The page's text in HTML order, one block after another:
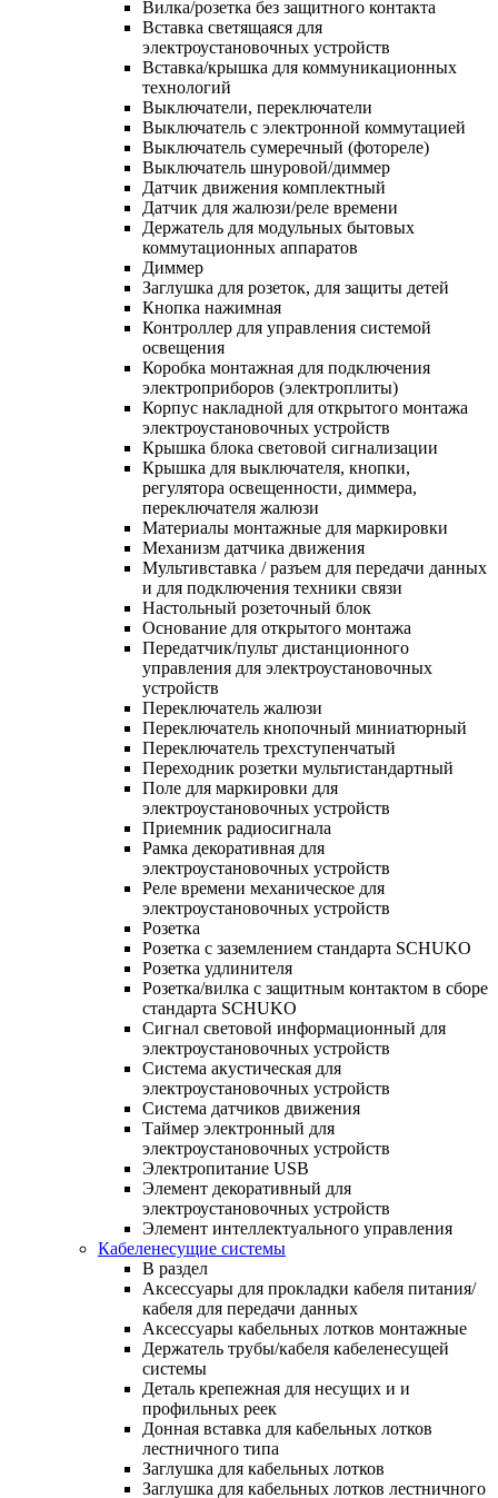
Вилка/розетка без защитного контакта
Вставка светящаяся для
электроустановочных устройств
Вставка/крышка для коммуникационных
технологий
Выключатели, переключатели
Выключатель с электронной коммутацией
Выключатель сумеречный (фотореле)
Выключатель шнуровой/диммер
Датчик движения комплектный
Датчик для жалюзи/реле времени
Держатель для модульных бытовых
коммутационных аппаратов
Диммер
Заглушка для розеток, для защиты детей
Кнопка нажимная
Контроллер для управления системой
освещения
Коробка монтажная для подключения
электроприборов (электроплиты)
Корпус накладной для открытого монтажа
электроустановочных устройств
Крышка блока световой сигнализации
Крышка для выключателя, кнопки,
регулятора освещенности, диммера,
переключателя жалюзи
Материалы монтажные для маркировки
Механизм датчика движения
Мультивставка / разъем для передачи данных
и для подключения техники связи
Настольный розеточный блок
Основание для открытого монтажа
Передатчик/пульт дистанционного
управления для электроустановочных
устройств
Переключатель жалюзи
Переключатель кнопочный миниатюрный
Переключатель трехступенчатый
Переходник розетки мультистандартный
Поле для маркировки для
электроустановочных устройств
Приемник радиосигнала
Рамка декоративная для
электроустановочных устройств
Реле времени механическое для
электроустановочных устройств
Розетка
Розетка с заземлением стандарта SCHUKO
Розетка удлинителя
Розетка/вилка с защитным контактом в сборе
стандарта SCHUKO
Сигнал световой информационный для
электроустановочных устройств
Система акустическая для
электроустановочных устройств
Система датчиков движения
Таймер электронный для
электроустановочных устройств
Электропитание USB
Элемент декоративный для
электроустановочных устройств
Элемент интеллектуального управления
Кабеленесущие системы
В раздел
Аксессуары для прокладки кабеля питания/
кабеля для передачи данных
Аксессуары кабельных лотков монтажные
Держатель трубы/кабеля кабеленесущей
системы
Деталь крепежная для несущих и и
профильных реек
Донная вставка для кабельных лотков
лестничного типа
Заглушка для кабельных лотков
Заглушка для кабельных лотков лестничного